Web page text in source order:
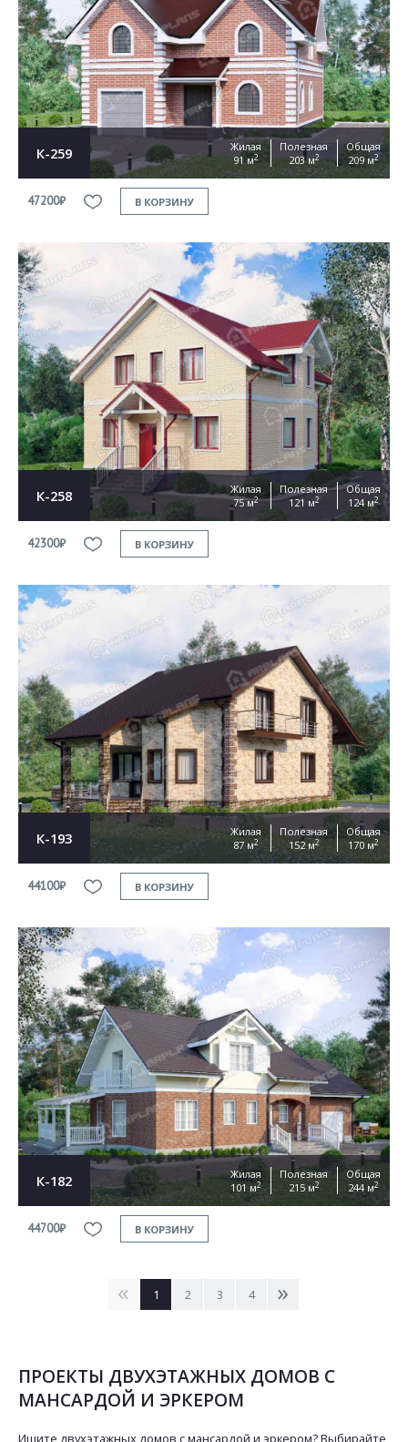
К-259
Жилая
91 м2
Полезная
203 м2
Общая
209 м2
47200₽ В КОРЗИНУ
К-258
Жилая
75 м2
Полезная
121 м2
Общая
124 м2
42300₽ В КОРЗИНУ
К-193
Жилая
87 м2
Полезная
152 м2
Общая
170 м2
44100₽ В КОРЗИНУ
К-182
Жилая
101 м2
Полезная
215 м2
Общая
244 м2
44700₽ В КОРЗИНУ
< 1 2 3 4 >
ПРОЕКТЫ ДВУХЭТАЖНЫХ ДОМОВ С
МАНСАРДОЙ И ЭРКЕРОМ
Ищите двухэтажных домов с мансардой и эркером? Выбирайте